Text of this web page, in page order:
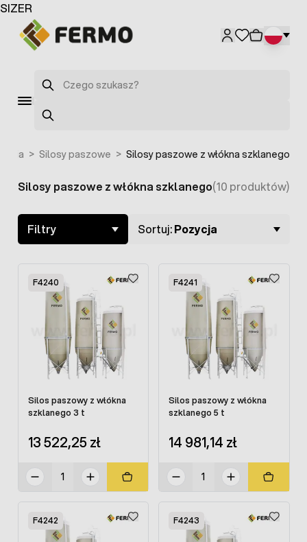
Przejdź do treści
Szukaj
Szukaj
> Silosy paszowe > Silosy paszowe z włókna szklanego
Skip to product list
Silosy paszowe z włókna szklanego(10 produktów)
Filtry Sortuj:Pozycja
F4240
Silos paszowy z włókna
szklanego 3 t
13 522,25 zł
F4241
Silos paszowy z włókna
szklanego 5 t
14 981,14 zł
F4242 F4243
SIZER